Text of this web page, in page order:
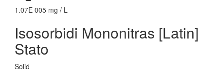
1.07E 005 mg / L
Isosorbidi Mononitras [Latin]
Stato
Solid